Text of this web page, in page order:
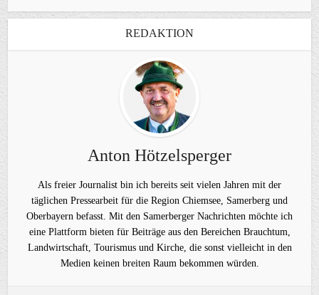
REDAKTION
Anton Hötzelsperger
Als freier Journalist bin ich bereits seit vielen Jahren mit der
täglichen Pressearbeit für die Region Chiemsee, Samerberg und
Oberbayern befasst. Mit den Samerberger Nachrichten möchte ich
eine Plattform bieten für Beiträge aus den Bereichen Brauchtum,
Landwirtschaft, Tourismus und Kirche, die sonst vielleicht in den
Medien keinen breiten Raum bekommen würden.